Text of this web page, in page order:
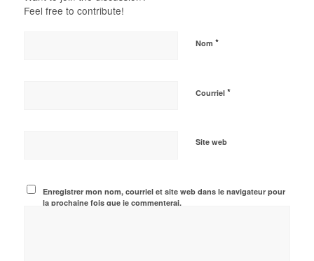
Feel free to contribute!
Nom *
Courriel *
Site web
Enregistrer mon nom, courriel et site web dans le navigateur pour
la prochaine fois que je commenterai.